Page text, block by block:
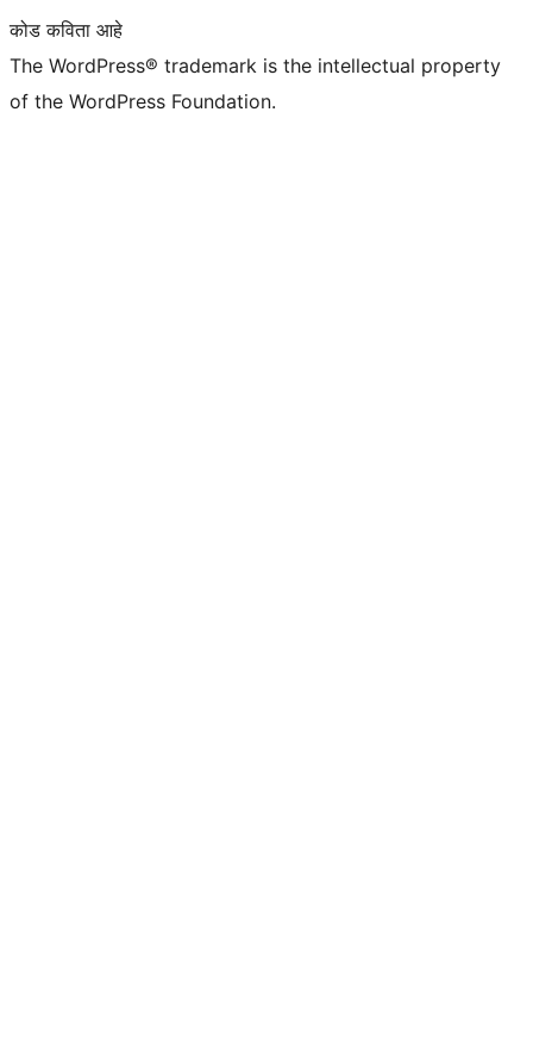
कोड कविता आहे
The WordPress® trademark is the intellectual property
of the WordPress Foundation.